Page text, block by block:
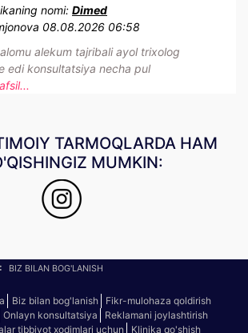
nomi: Dimed
08.08.2026 06:58
alekum tajribali ayol trixolog
edi konsultatsiya necha pul
TARMOQLARDA HAM
MUMKIN:
BIZ BILAN BOG'LANISH
Biz bilan bog'lanish
Fikr-mulohaza qoldirish
Onlayn konsultatsiya
Reklamani joylashtirish
tibbiyot xodimlari uchun
Klinika qo'shish